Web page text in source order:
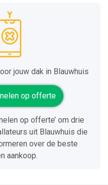
jouw dak in Blauwhuis
op offerte
op offerte’ om drie
uit Blauwhuis die
over de beste
aankoop.